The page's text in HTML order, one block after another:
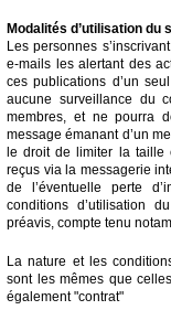
Modalités d’utilisation du
Les personnes
e-mails les alertant des
ces publications d’un
aucune surveillance du
membres, et ne pourra
message émanant d’un
le droit de limiter la taille
reçus via la messagerie
de l’éventuelle perte
conditions d’utilisation
préavis, compte tenu
La nature et les
sont les mêmes que
également "contrat"